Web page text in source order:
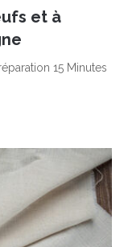
et à
15 Minutes